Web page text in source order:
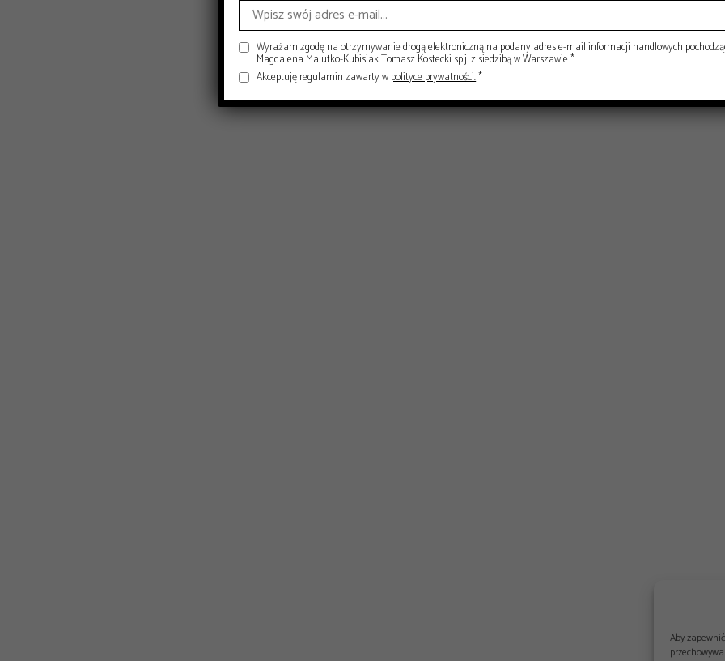
Aby
Wyrażam zgodę na otrzymywanie drogą elektroniczną na podany adres e-mail informacji handlowych
Magdalena Malutko-Kubisiak Tomasz Kostecki sp.j. z siedzibą w Warszawie *
Akceptuję regulamin zawarty wpolityce prywatności.*